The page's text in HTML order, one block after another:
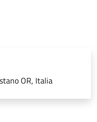
OR, Italia